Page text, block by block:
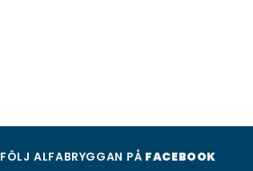
FÖLJ ALFABRYGGAN PÅ FACEBOOK